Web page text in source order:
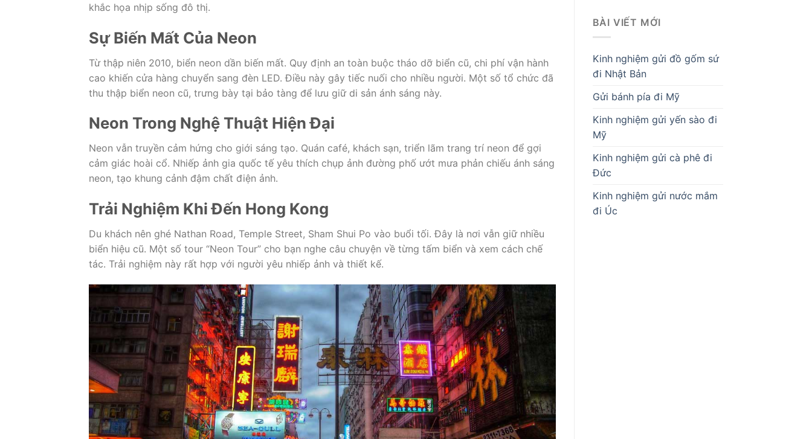
khắc họa nhịp sống đô thị.
Sự Biến Mất Của Neon
Từ thập niên 2010, biển neon dần biến mất. Quy định an toàn buộc tháo dỡ biển cũ, chi phí vận hành
cao khiến cửa hàng chuyển sang đèn LED. Điều này gây tiếc nuối cho nhiều người. Một số tổ chức đã
thu thập biển neon cũ, trưng bày tại bảo tàng để lưu giữ di sản ánh sáng này.
Neon Trong Nghệ Thuật Hiện Đại
Neon vẫn truyền cảm hứng cho giới sáng tạo. Quán café, khách sạn, triển lãm trang trí neon để gợi
cảm giác hoài cổ. Nhiếp ảnh gia quốc tế yêu thích chụp ảnh đường phố ướt mưa phản chiếu ánh sáng
neon, tạo khung cảnh đậm chất điện ảnh.
Trải Nghiệm Khi Đến Hong Kong
Du khách nên ghé Nathan Road, Temple Street, Sham Shui Po vào buổi tối. Đây là nơi vẫn giữ nhiều
biển hiệu cũ. Một số tour “Neon Tour” cho bạn nghe câu chuyện về từng tấm biển và xem cách chế
tác. Trải nghiệm này rất hợp với người yêu nhiếp ảnh và thiết kế.
BÀI VIẾT MỚI
Kinh nghiệm gửi đồ gốm sứ
đi Nhật Bản
Gửi bánh pía đi Mỹ
Kinh nghiệm gửi yến sào đi
Mỹ
Kinh nghiệm gửi cà phê đi
Đức
Kinh nghiệm gửi nước mắm
đi Úc